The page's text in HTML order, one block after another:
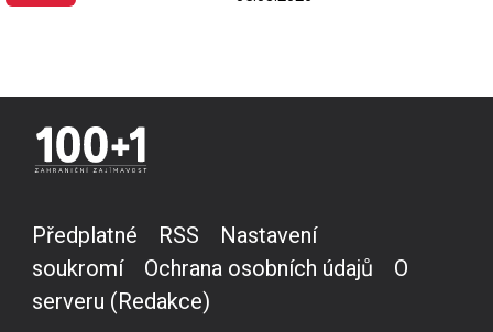
Předplatné RSS
Nastavení
soukromí
Ochrana osobních údajů
O
serveru (Redakce)